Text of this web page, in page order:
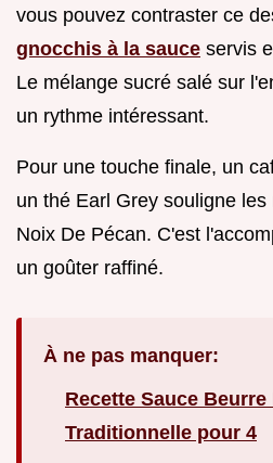
vous pouvez contraster ce
gnocchis à la sauce servis
Le mélange sucré salé sur
un rythme intéressant.
Pour une touche finale, un
un thé Earl Grey souligne
Noix De Pécan. C'est
un goûter raffiné.
À ne pas manquer:
Recette Sauce Beurre
Traditionnelle pour 4